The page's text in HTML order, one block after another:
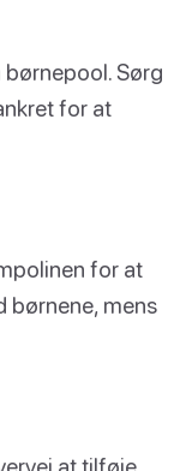
Sørg
for at
for at
børnene, mens
at tilføje